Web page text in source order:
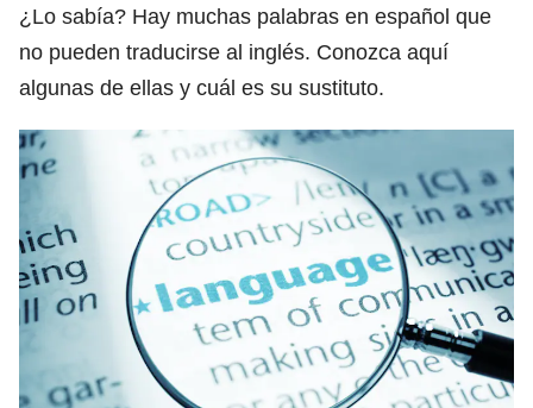
¿Lo sabía? Hay muchas palabras en español que
no pueden traducirse al inglés. Conozca aquí
algunas de ellas y cuál es su sustituto.